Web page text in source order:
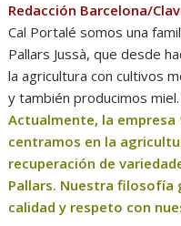
Redacción Barcelona/
Cal Portalé somos una
Pallars Jussà, que desde
la agricultura con cultivos
y también producimos miel.
Actualmente, la
centramos en la
recuperación de
Pallars. Nuestra filosofía
calidad y respeto con